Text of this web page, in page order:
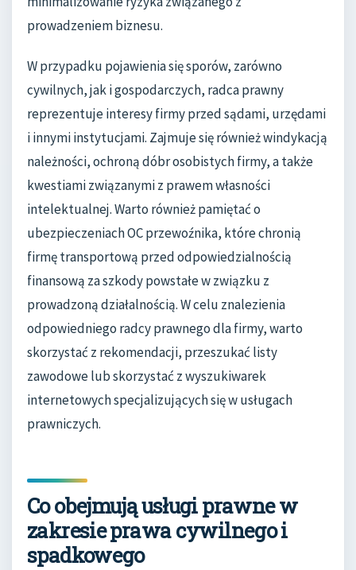
prowadzeniem biznesu.
W przypadku pojawienia się sporów, zarówno
cywilnych, jak i gospodarczych, radca prawny
reprezentuje interesy firmy przed sądami, urzędami
i innymi instytucjami. Zajmuje się również windykacją
należności, ochroną dóbr osobistych firmy, a także
kwestiami związanymi z prawem własności
intelektualnej. Warto również pamiętać o
ubezpieczeniach OC przewoźnika, które chronią
firmę transportową przed odpowiedzialnością
finansową za szkody powstałe w związku z
prowadzoną działalnością. W celu znalezienia
odpowiedniego radcy prawnego dla firmy, warto
skorzystać z rekomendacji, przeszukać listy
zawodowe lub skorzystać z wyszukiwarek
internetowych specjalizujących się w usługach
prawniczych.
Co obejmują usługi prawne w
zakresie prawa cywilnego i
spadkowego